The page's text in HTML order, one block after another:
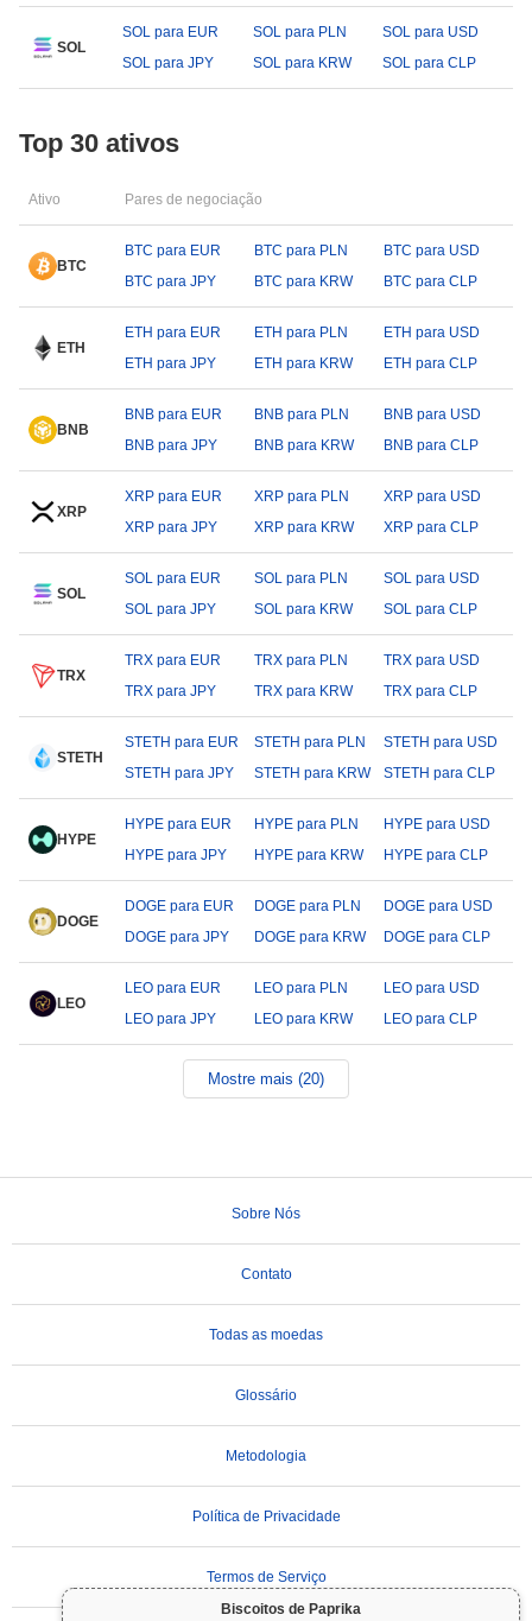
Biscoitos de Paprika
SOL
SOL para EUR SOL para PLN
SOL para USD
SOL para JPY
SOL para KRW SOL para CLP
Top 30 ativos
Ativo Pares de negociação
BTC
BTC para EUR BTC para PLN
BTC para USD
BTC para JPY
BTC para KRW BTC para CLP
ETH
ETH para EUR ETH para PLN
ETH para USD
ETH para JPY
ETH para KRW ETH para CLP
BNB
BNB para EUR BNB para PLN
BNB para USD
BNB para JPY
BNB para KRW BNB para CLP
XRP
XRP para EUR XRP para PLN
XRP para USD
XRP para JPY
XRP para KRW XRP para CLP
SOL
SOL para EUR SOL para PLN
SOL para USD
SOL para JPY
SOL para KRW SOL para CLP
TRX
TRX para EUR TRX para PLN
TRX para USD
TRX para JPY
TRX para KRW TRX para CLP
STETH
STETH para EUR STETH para PLN
STETH para USD
STETH para JPY
STETH para KRW STETH para CLP
HYPE
HYPE para EUR HYPE para PLN
HYPE para USD
HYPE para JPY
HYPE para KRW HYPE para CLP
DOGE
DOGE para EUR DOGE para PLN
DOGE para USD
DOGE para JPY
DOGE para KRW DOGE para CLP
LEO
LEO para EUR LEO para PLN
LEO para USD
LEO para JPY
LEO para KRW LEO para CLP
Mostre mais (20)
Sobre Nós
Contato
Todas as moedas
Glossário
Metodologia
Política de Privacidade
Termos de Serviço